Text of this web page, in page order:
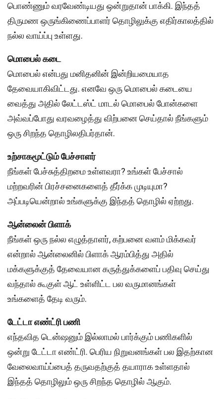
பொண்ணும் வரவேண்டியது ஒன்றுதான் பாக்கி. இந்தத்
திருமண ஒருங்கிணைப்பாளர் தொழிலுக்கு எதிர்காலத்தில்
நல்ல வாய்ப்பு உள்ளது.
மொபைல் கடை
மொபைல் என்பது மனிதனின் இன்றியமையாத
தேவையாகிவிட்டது. எனவே ஒரு மொபைல் கடையை
வைத்து அதில் லேட்டஸ்ட் மாடல் மொபைல் போன்களை
அவ்வப்போது வரவழைத்து விற்பனை செய்தால் நீங்களும்
ஒரு சிறந்த தொழிலதிபர்தான்.
உற்சாகமூட்டும் பேச்சாளர்
நீங்கள் பேச்சுத்திறமை உள்ளவரா? உங்கள் பேச்சால்
மற்றவரின் பிரச்சனைகளைத் தீர்க்க முடியுமா?
அப்படியென்றால் உங்களுக்கு இந்தத் தொழில் ஏற்றது.
ஆன்லைன் பிளாக்
நீங்கள் ஒரு நல்ல எழுத்தாளர், கற்பனை வளம் மிக்கவர்
என்றால் ஆன்லைனில் பிளாக் ஆரம்பித்து அதில்
மக்களுக்குத் தேவையான கருத்துக்களைப் பதிவு செய்து
வந்தால் கூகுள் ஆட் உள்ளிட்ட பல வருமானங்கள்
உங்களைத் தேடி வரும்.
டேட்டா எண்ட்ரி பணி
எந்தவித டென்ஷனும் இல்லாமல் பார்க்கும் பணிகளில்
ஒன்று டேட்டா எண்ட்ரி. பெரிய நிறுவனங்கள் பல இதற்கான
வேலைவாய்ப்பைத் தருவதற்குத் தயாராக உள்ளதால்
இந்தத் தொழிலும் ஒரு சிறந்த தொழில் ஆகும்.